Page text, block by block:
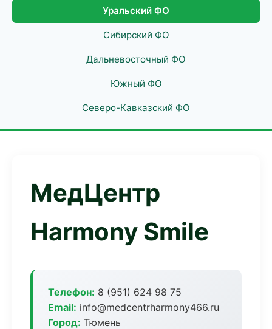
Уральский ФО
Сибирский ФО
Дальневосточный ФО
Южный ФО
Северо-Кавказский ФО
МедЦентр
Harmony Smile
Телефон: 8 (951) 624 98 75
Email: info@medcentrharmony466.ru
Город: Тюмень